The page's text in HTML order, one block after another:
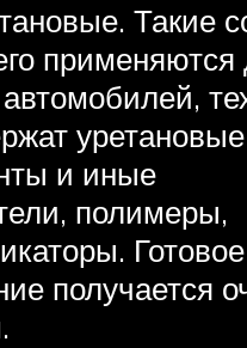
Такие
применяются
уретановые
и иные
полимеры,
Готовое
получается